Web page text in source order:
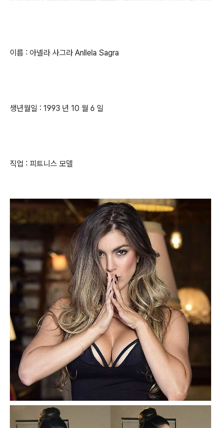
이름 : 아넬라 사그라 Anllela Sagra
생년월일 : 1993 년 10 월 6 일
직업 : 피트니스 모델